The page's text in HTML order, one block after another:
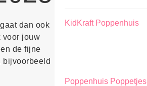
dan ook
voor jouw
de fijne
bijvoorbeeld
KidKraft Poppenhuis
Poppenhuis Poppetjes